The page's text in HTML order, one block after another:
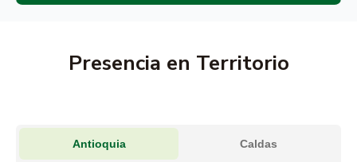
Presencia en Territorio
Antioquia Caldas